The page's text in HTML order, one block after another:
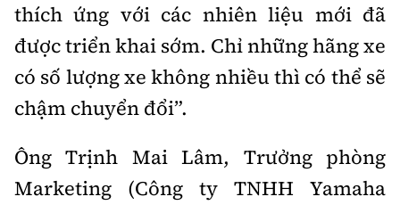
thích ứng với các nhiên liệu mới đã
được triển khai sớm. Chỉ những hãng xe
có số lượng xe không nhiều thì có thể sẽ
chậm chuyển đổi”.
Ông Trịnh Mai Lâm, Trưởng phòng
Marketing (Công ty TNHH Yamaha